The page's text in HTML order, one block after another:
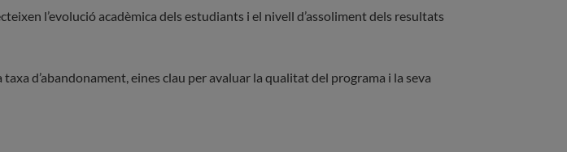
l’evolució acadèmica dels estudiants i el nivell d’assoliment dels resultats
d’abandonament, eines clau per avaluar la qualitat del programa i la seva